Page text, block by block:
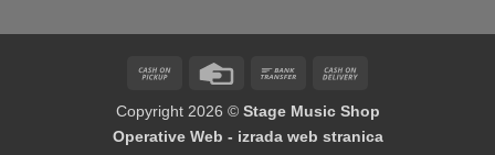
Cash
Pickup
Credit
Bank
Delivery
Copyright 2026 © Stage Music Shop
Operative Web - izrada web stranica